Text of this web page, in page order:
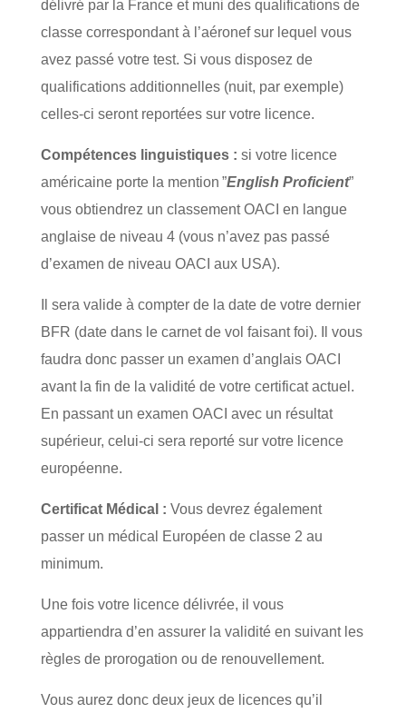
délivré par la France et muni des qualifications de
classe correspondant à l’aéronef sur lequel vous
avez passé votre test. Si vous disposez de
qualifications additionnelles (nuit, par exemple)
celles-ci seront reportées sur votre licence.
Compétences linguistiques : si votre licence
américaine porte la mention ”English Proficient”
vous obtiendrez un classement OACI en langue
anglaise de niveau 4 (vous n’avez pas passé
d’examen de niveau OACI aux USA).
Il sera valide à compter de la date de votre dernier
BFR (date dans le carnet de vol faisant foi). Il vous
faudra donc passer un examen d’anglais OACI
avant la fin de la validité de votre certificat actuel.
En passant un examen OACI avec un résultat
supérieur, celui-ci sera reporté sur votre licence
européenne.
Certificat Médical : Vous devrez également
passer un médical Européen de classe 2 au
minimum.
Une fois votre licence délivrée, il vous
appartiendra d’en assurer la validité en suivant les
règles de prorogation ou de renouvellement.
Vous aurez donc deux jeux de licences qu’il